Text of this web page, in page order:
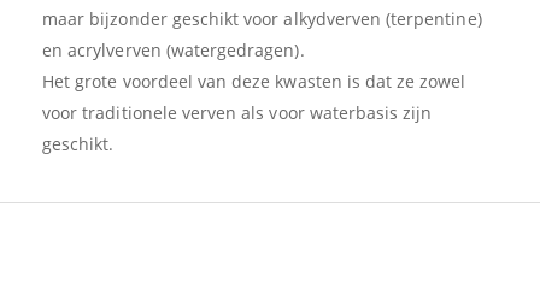
maar bijzonder geschikt voor alkydverven (terpentine)
en acrylverven (watergedragen).
Het grote voordeel van deze kwasten is dat ze zowel
voor traditionele verven als voor waterbasis zijn
geschikt.